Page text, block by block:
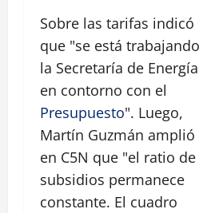
Sobre las tarifas indicó
que "se está trabajando
la Secretaría de Energía
en contorno con el
Presupuesto". Luego,
Martín Guzmán amplió
en C5N que "el ratio de
subsidios permanece
constante. El cuadro